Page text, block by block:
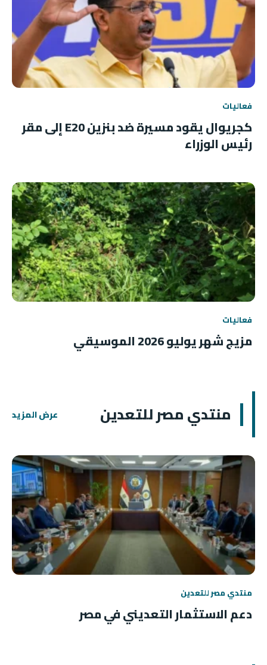
فعاليات
كجريوال يقود مسيرة ضد بنزين E20 إلى مقر
رئيس الوزراء
فعاليات
مزيج شهر يوليو 2026 الموسيقي
منتدي مصر للتعدين عرض المزيد
منتدي مصر للتعدين
دعم الاستثمار التعديني في مصر